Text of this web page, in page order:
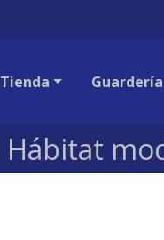
Tienda Guardería
Hábitat